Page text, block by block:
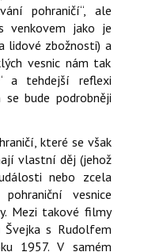
pohraničí“, ale
venkovem jako je
lidové zbožnosti) a
vesnic nám tak
a tehdejší reflexi
bude podrobněji
které se však
vlastní děj (jehož
nebo zcela
vesnice
Mezi takové filmy
s Rudolfem
1957. V samém